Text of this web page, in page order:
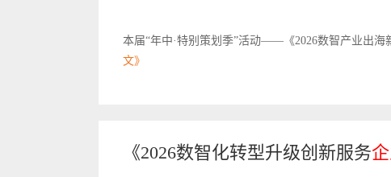
本届“年中·特别策划季”活动——《2026数智产业出海
文》
《2026数智化转型升级创新服务